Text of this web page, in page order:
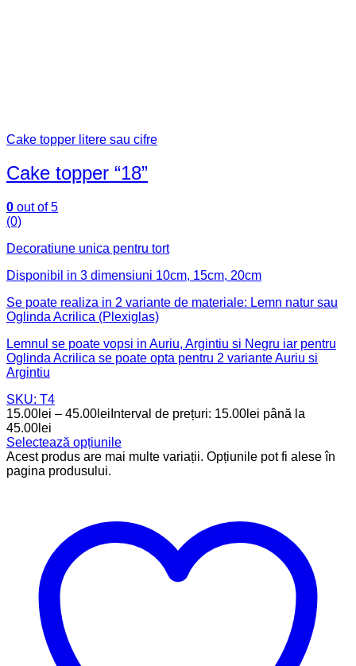
Cake topper litere sau cifre
Cake topper “18”
0 out of 5
(0)
Decoratiune unica pentru tort
Disponibil in 3 dimensiuni 10cm, 15cm, 20cm
Se poate realiza in 2 variante de materiale: Lemn natur sau
Oglinda Acrilica (Plexiglas)
Lemnul se poate vopsi in Auriu, Argintiu si Negru iar pentru
Oglinda Acrilica se poate opta pentru 2 variante Auriu si
Argintiu
SKU: T4
15.00 lei – 45.00 lei Interval de prețuri: 15.00lei până la
45.00lei
Selectează opțiunile
Acest produs are mai multe variații. Opțiunile pot fi alese în
pagina produsului.